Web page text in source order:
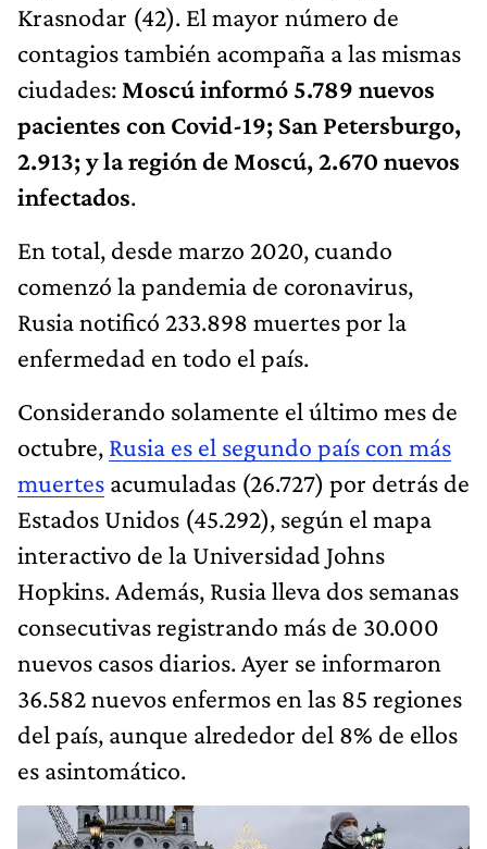
Krasnodar (42). El mayor número de
contagios también acompaña a las mismas
ciudades: Moscú informó 5.789 nuevos
pacientes con Covid-19; San Petersburgo,
2.913; y la región de Moscú, 2.670 nuevos
infectados.
En total, desde marzo 2020, cuando
comenzó la pandemia de coronavirus,
Rusia notificó 233.898 muertes por la
enfermedad en todo el país.
Considerando solamente el último mes de
octubre, Rusia es el segundo país con más
muertes acumuladas (26.727) por detrás de
Estados Unidos (45.292), según el mapa
interactivo de la Universidad Johns
Hopkins. Además, Rusia lleva dos semanas
consecutivas registrando más de 30.000
nuevos casos diarios. Ayer se informaron
36.582 nuevos enfermos en las 85 regiones
del país, aunque alrededor del 8% de ellos
es asintomático.